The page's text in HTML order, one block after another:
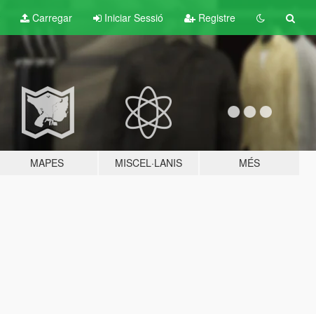
Carregar Iniciar Sessió Registre
MAPES MISCEL·LANIS MÉS